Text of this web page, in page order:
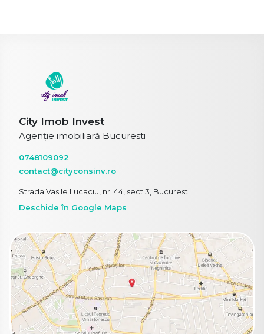
City Imob Invest
Agenție imobiliară Bucuresti
0748109092
contact@cityconsinv.ro
Strada Vasile Lucaciu, nr. 44, sect 3, Bucuresti
Deschide în Google Maps